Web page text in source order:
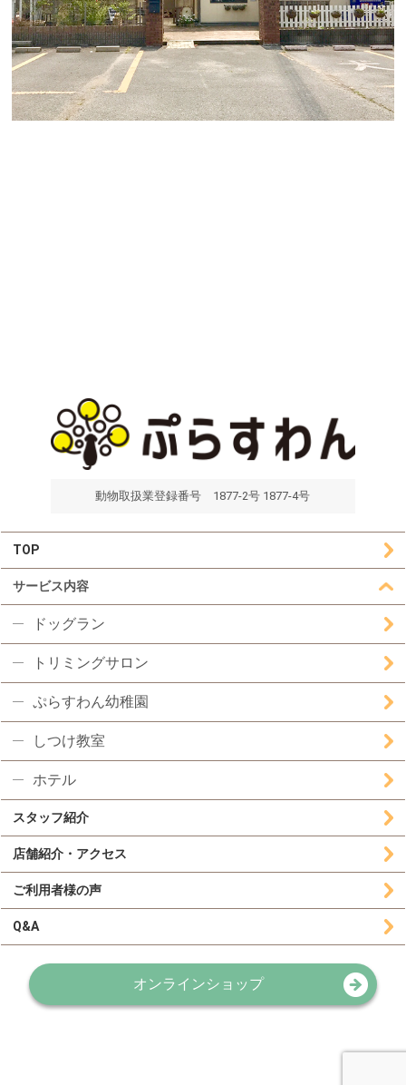
動物取扱業登録番号 1877-2号 1877-4号
TOP
サービス内容
ドッグラン
トリミングサロン
ぷらすわん幼稚園
しつけ教室
ホテル
スタッフ紹介
店舗紹介・アクセス
ご利用者様の声
Q&A
オンラインショップ